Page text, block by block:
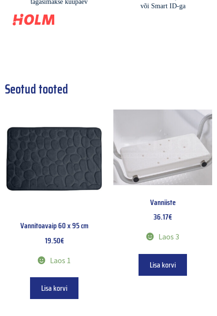
Seotud tooted
Vannitoavaip 60 x 95 cm
19.50€
Laos 1
Lisa korvi
Vanniiste
36.17€
Laos 3
Lisa korvi